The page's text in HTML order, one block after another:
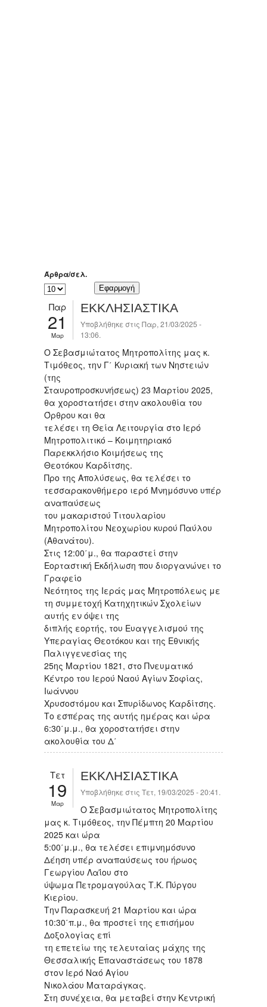
Άρθρα/σελ.
Παρ
21
Μαρ
ΕΚΚΛΗΣΙΑΣΤΙΚΑ
Υποβλήθηκε στις Παρ, 21/03/2025 -
13:06.
Ο Σεβασμιώτατος Μητροπολίτης μας κ.
Τιμόθεος, την Γ΄ Κυριακή των Νηστειών
(της
Σταυροπροσκυνήσεως) 23 Μαρτίου 2025,
θα χοροστατήσει στην ακολουθία του
Όρθρου και θα
τελέσει τη Θεία Λειτουργία στο Ιερό
Μητροπολιτικό – Κοιμητηριακό
Παρεκκλήσιο Κοιμήσεως της
Θεοτόκου Καρδίτσης.
Προ της Απολύσεως, θα τελέσει το
τεσσαρακονθήμερο ιερό Μνημόσυνο υπέρ
αναπαύσεως
του μακαριστού Τιτουλαρίου
Μητροπολίτου Νεοχωρίου κυρού Παύλου
(Αθανάτου).
Στις 12:00΄μ., θα παραστεί στην
Εορταστική Εκδήλωση που διοργανώνει το
Γραφείο
Νεότητος της Ιεράς μας Μητροπόλεως με
τη συμμετοχή Κατηχητικών Σχολείων
αυτής εν όψει της
διπλής εορτής, του Ευαγγελισμού της
Υπεραγίας Θεοτόκου και της Εθνικής
Παλιγγενεσίας της
25ης Μαρτίου 1821, στο Πνευματικό
Κέντρο του Ιερού Ναού Αγίων Σοφίας,
Ιωάννου
Χρυσοστόμου και Σπυρίδωνος Καρδίτσης.
Το εσπέρας της αυτής ημέρας και ώρα
6:30΄μ.μ., θα χοροστατήσει στην
ακολουθία του Δ΄
Τετ
19
Μαρ
ΕΚΚΛΗΣΙΑΣΤΙΚΑ
Υποβλήθηκε στις Τετ, 19/03/2025 - 20:41.
Ο Σεβασμιώτατος Μητροπολίτης
μας κ. Τιμόθεος, την Πέμπτη 20 Μαρτίου
2025 και ώρα
5:00΄μ.μ., θα τελέσει επιμνημόσυνο
Δέηση υπέρ αναπαύσεως του ήρωος
Γεωργίου Λαΐου στο
ύψωμα Πετρομαγούλας Τ.Κ. Πύργου
Κιερίου.
Την Παρασκευή 21 Μαρτίου και ώρα
10:30΄π.μ., θα προστεί της επισήμου
Δοξολογίας επί
τη επετείω της τελευταίας μάχης της
Θεσσαλικής Επαναστάσεως του 1878
στον Ιερό Ναό Αγίου
Νικολάου Ματαράγκας.
Στη συνέχεια, θα μεταβεί στην Κεντρική